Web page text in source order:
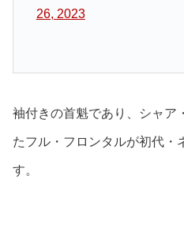
26, 2023
袖付きの首魁であり、シャア
たフル・フロンタルが初代・
す。